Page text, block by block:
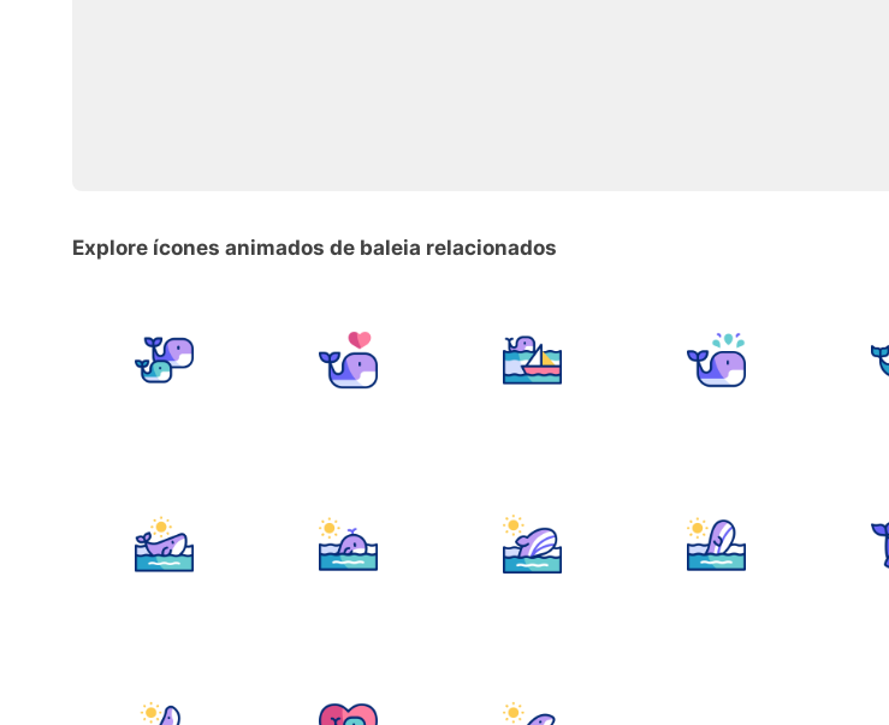
Explore ícones animados de baleia relacionados